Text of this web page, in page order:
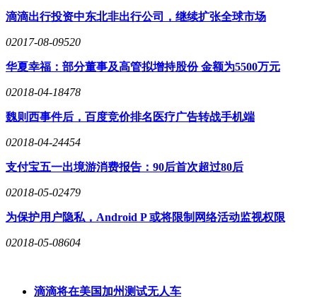
滴滴出行投资中东北非出行公司，继续扩张全球市场
02017-08-09520
华夏幸福：部分董事及高管拟增持股份 金额为5500万元
02018-04-18478
魏则西事件后，百度竞价排名医疗广告转战手机端
02018-04-24454
支付宝五一出境游消费报告：90后首次超过80后
02018-05-02479
为保护用户隐私，Android P 或将限制网络活动监视权限
02018-05-08604
滴滴将在美国加州测试无人车